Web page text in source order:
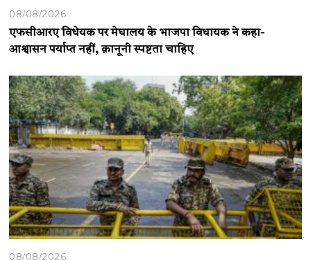
08/08/2026
एफसीआरए विधेयक पर मेघालय के भाजपा विधायक ने कहा-
आश्वासन पर्याप्त नहीं, क़ानूनी स्पष्टता चाहिए
08/08/2026